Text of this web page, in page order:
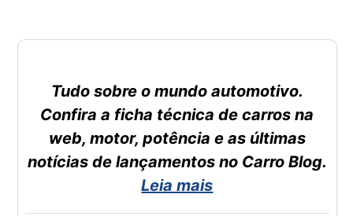
Tudo sobre o mundo automotivo.
Confira a ficha técnica de carros na
web, motor, potência e as últimas
notícias de lançamentos no Carro Blog.
Leia mais